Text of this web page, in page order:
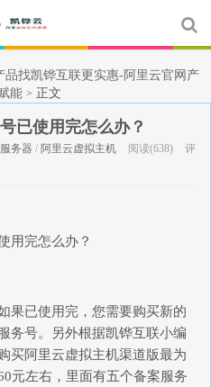
品找凯铧互联更实惠-阿里云官网产
能 > 正文
已使用完怎么办？
务器 / 阿里云虚拟主机 阅读(638)
评
用完怎么办？
果已使用完，您需要购买新的
务号。另外根据凯铧互联小编
买阿里云虚拟主机渠道版最为
元左右，里面有五个备案服务